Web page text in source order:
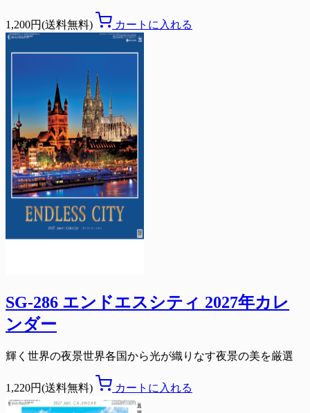
1,200円(送料無料) カートに入れる
SG-286 エンドエスシティ 2027年カレ
ンダー
輝く世界の夜景世界各国から光が織りなす夜景の美を厳選
1,220円(送料無料) カートに入れる